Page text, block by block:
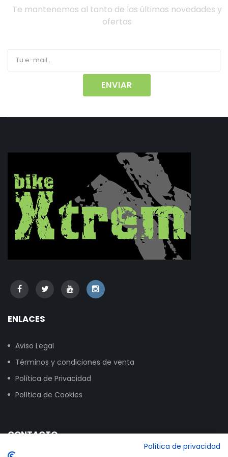
Te mantenemos al tanto de las últimas novedades y
ofertas
ENVIAR
ENLACES
Aviso Legal
Términos y condiciones de venta
Política de Privacidad
Política de Cookies
CONTACTO
Política de privacidad